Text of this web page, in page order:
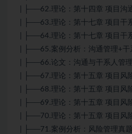
| ├──62.理论：第十四章 项目沟
| ├──63.理论：第十七章 项目干
| ├──64.理论：第十七章 项目干
| ├──65.案例分析：沟通管理+
| ├──66.论文：沟通与干系人管
| ├──67.理论：第十五章 项目风
| ├──68.理论：第十五章 项目风
| ├──69.理论：第十五章 项目风
| ├──70.理论：第十五章 项目风
| ├──71.案例分析：风险管理真